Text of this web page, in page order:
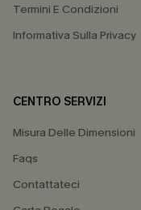
Termini E Condizioni
Informativa Sulla Privacy
CENTRO SERVIZI
Misura Delle Dimensioni
Faqs
Contattateci